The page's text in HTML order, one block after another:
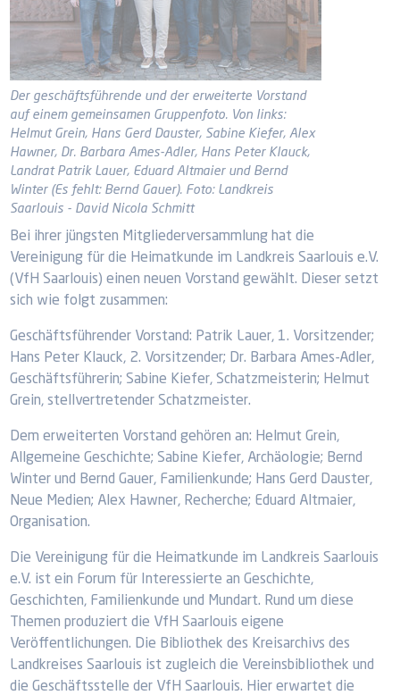
Der geschäftsführende und der erweiterte Vorstand
auf einem gemeinsamen Gruppenfoto. Von links:
Helmut Grein, Hans Gerd Dauster, Sabine Kiefer, Alex
Hawner, Dr. Barbara Ames-Adler, Hans Peter Klauck,
Landrat Patrik Lauer, Eduard Altmaier und Bernd
Winter (Es fehlt: Bernd Gauer). Foto: Landkreis
Saarlouis - David Nicola Schmitt
Bei ihrer jüngsten Mitgliederversammlung hat die
Vereinigung für die Heimatkunde im Landkreis Saarlouis e.V.
(VfH Saarlouis) einen neuen Vorstand gewählt. Dieser setzt
sich wie folgt zusammen:
Geschäftsführender Vorstand: Patrik Lauer, 1. Vorsitzender;
Hans Peter Klauck, 2. Vorsitzender; Dr. Barbara Ames-Adler,
Geschäftsführerin; Sabine Kiefer, Schatzmeisterin; Helmut
Grein, stellvertretender Schatzmeister.
Dem erweiterten Vorstand gehören an: Helmut Grein,
Allgemeine Geschichte; Sabine Kiefer, Archäologie; Bernd
Winter und Bernd Gauer, Familienkunde; Hans Gerd Dauster,
Neue Medien; Alex Hawner, Recherche; Eduard Altmaier,
Organisation.
Die Vereinigung für die Heimatkunde im Landkreis Saarlouis
e.V. ist ein Forum für Interessierte an Geschichte,
Geschichten, Familienkunde und Mundart. Rund um diese
Themen produziert die VfH Saarlouis eigene
Veröffentlichungen. Die Bibliothek des Kreisarchivs des
Landkreises Saarlouis ist zugleich die Vereinsbibliothek und
die Geschäftsstelle der VfH Saarlouis. Hier erwartet die